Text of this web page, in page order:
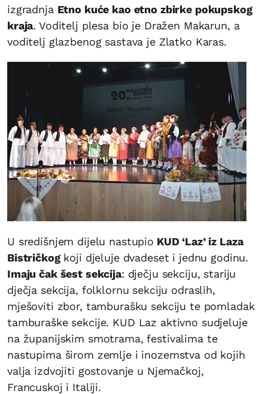
izgradnja Etno kuće kao etno zbirke pokupskog
kraja. Voditelj plesa bio je Dražen Makarun, a
voditelj glazbenog sastava je Zlatko Karas.
U središnjem dijelu nastupio KUD ‘Laz’ iz Laza
Bistričkogkoji djeluje dvadeset i jednu godinu.
Imaju čak šest sekcija: dječju sekciju, stariju
dječja sekcija, folklornu sekciju odraslih,
mješoviti zbor, tamburašku sekciju te pomladak
tamburaške sekcije. KUD Laz aktivno sudjeluje
na županijskim smotrama, festivalima te
nastupima širom zemlje i inozemstva od kojih
valja izdvojiti gostovanje u Njemačkoj,
Francuskoj i Italiji.